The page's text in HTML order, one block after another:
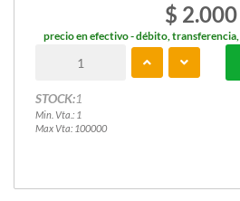
$ 2.000
precio en efectivo - débito,
STOCK:1
Min. Vta.: 1
Max Vta: 100000